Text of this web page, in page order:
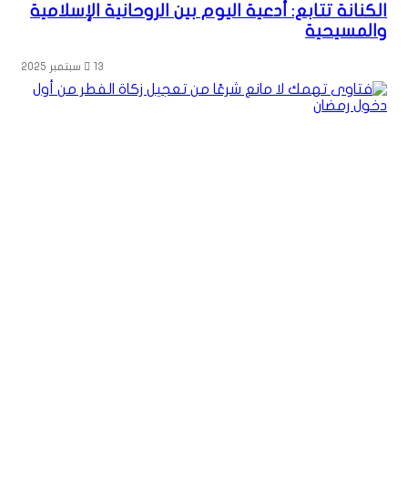
الكنانة تتابع: أدعية اليوم بين الروحانية الإسلامية
والمسيحية
13 سبتمبر 2025